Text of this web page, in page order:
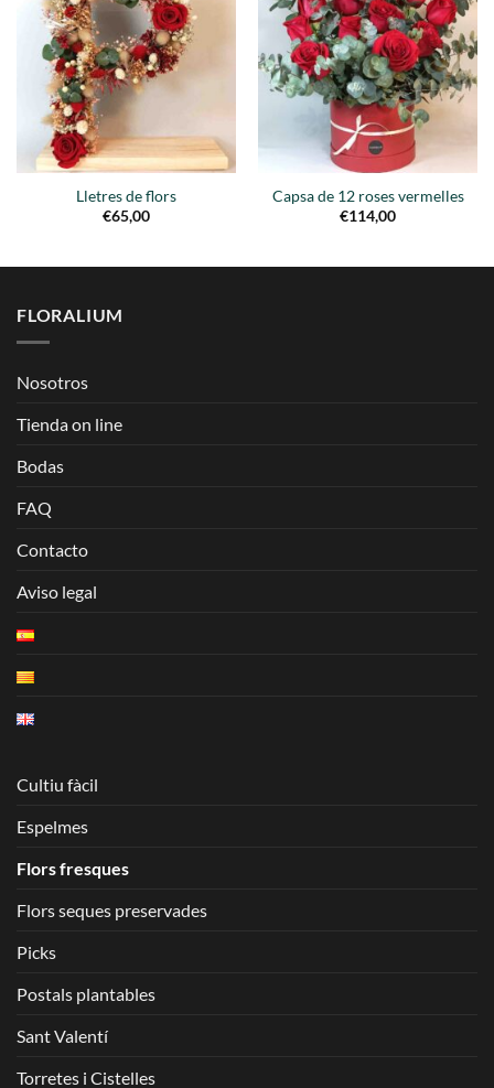
Añadir
lista de
deseos
Lletres de flors
€65,00
Añadir
a la
lista de
deseos
Capsa de 12 roses vermelles
€114,00
FLORALIUM
Nosotros
Tienda on line
Bodas
FAQ
Contacto
Aviso legal
Cultiu fàcil
Espelmes
Flors fresques
Flors seques preservades
Picks
Postals plantables
Sant Valentí
Torretes i Cistelles